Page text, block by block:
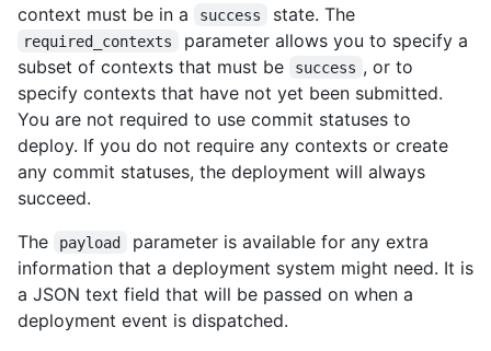
context must be in a
success state. The
required_contexts
parameter allows you to specify a
subset of contexts that must be
success , or to
specify contexts that have not yet been submitted.
You are not required to use commit statuses to
deploy. If you do not require any contexts or create
any commit statuses, the deployment will always
succeed.
The
payload
parameter is available for any extra
information that a deployment system might need. It is
a JSON text field that will be passed on when a
deployment event is dispatched.